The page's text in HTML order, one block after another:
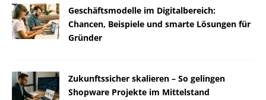
Geschäftsmodelle im Digitalbereich:
Chancen, Beispiele und smarte Lösungen für
Gründer
Zukunftssicher skalieren – So gelingen
Shopware Projekte im Mittelstand